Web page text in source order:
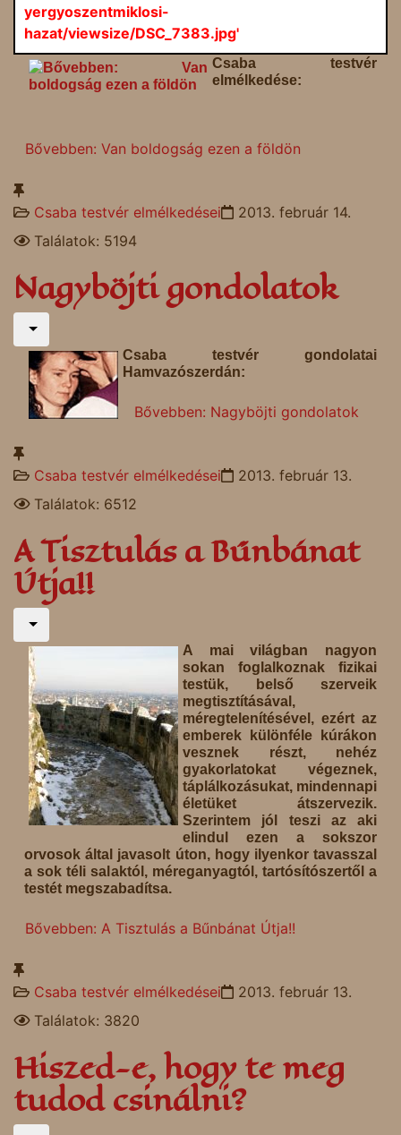
yergyoszentmiklosi-
hazat/viewsize/DSC_7383.jpg'
Csaba testvér
elmélkedése:
Bővebben: Van boldogság ezen a földön
Csaba testvér elmélkedései
2013. február 14.
Találatok: 5194
Nagyböjti gondolatok
Csaba testvér gondolatai
Hamvazószerdán:
Bővebben: Nagyböjti gondolatok
Csaba testvér elmélkedései
2013. február 13.
Találatok: 6512
A Tisztulás a Bűnbánat
Útja!!
A mai világban nagyon
sokan foglalkoznak fizikai
testük, belső szerveik
megtisztításával,
méregtelenítésével, ezért az
emberek különféle kúrákon
vesznek részt, nehéz
gyakorlatokat végeznek,
táplálkozásukat, mindennapi
életüket átszervezik.
Szerintem jól teszi az aki
elindul ezen a sokszor
orvosok által javasolt úton, hogy ilyenkor tavasszal
a sok téli salaktól, méreganyagtól, tartósítószertől a
testét megszabadítsa.
Bővebben: A Tisztulás a Bűnbánat Útja!!
Csaba testvér elmélkedései
2013. február 13.
Találatok: 3820
Hiszed-e, hogy te meg
tudod csinálni?